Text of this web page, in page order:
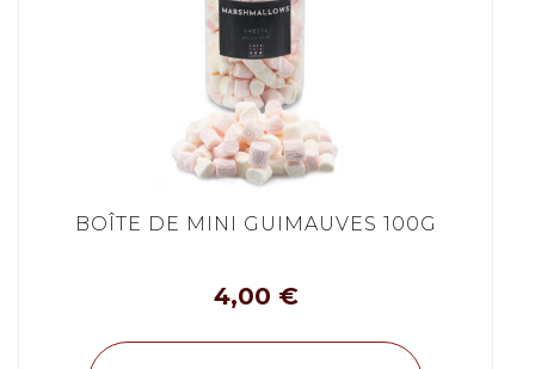
BOÎTE DE MINI GUIMAUVES 100G
4,00 €